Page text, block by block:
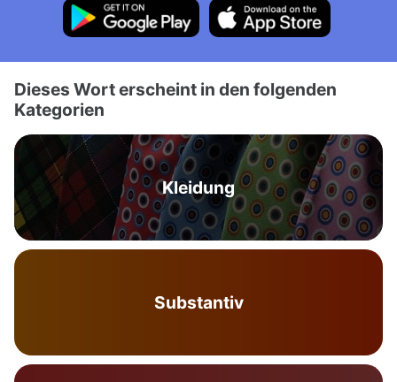
Dieses Wort erscheint in den folgenden
Kategorien
Kleidung
Substantiv